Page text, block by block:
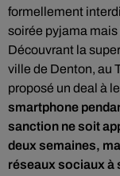
formellement
soirée pyjama
Découvrant la
ville de Denton, au
proposé un deal à
smartphone
sanction ne soit
deux semaines,
réseaux sociaux à